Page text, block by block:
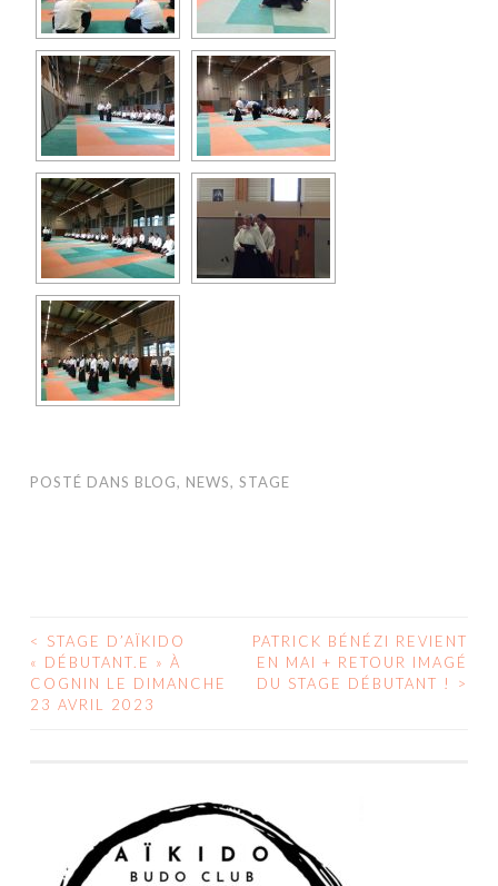
POSTÉ DANS BLOG, NEWS, STAGE
NAVIGATION DES ARTICLES
<
STAGE D’AÏKIDO
« DÉBUTANT.E » À
COGNIN LE DIMANCHE
23 AVRIL 2023
PATRICK BÉNÉZI REVIENT
EN MAI + RETOUR IMAGÉ
DU STAGE DÉBUTANT !
>